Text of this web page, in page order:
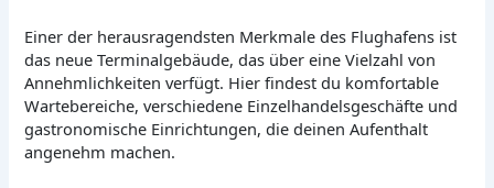
Einer der herausragendsten Merkmale des Flughafens ist
das neue Terminalgebäude, das über eine Vielzahl von
Annehmlichkeiten verfügt. Hier findest du komfortable
Wartebereiche, verschiedene Einzelhandelsgeschäfte und
gastronomische Einrichtungen, die deinen Aufenthalt
angenehm machen.